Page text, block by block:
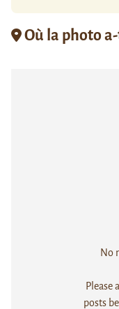
Où la photo
No
Please
posts